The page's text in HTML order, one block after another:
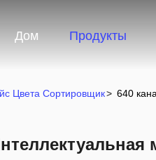
Дом Продукты
Цвета Сортировщик> 640